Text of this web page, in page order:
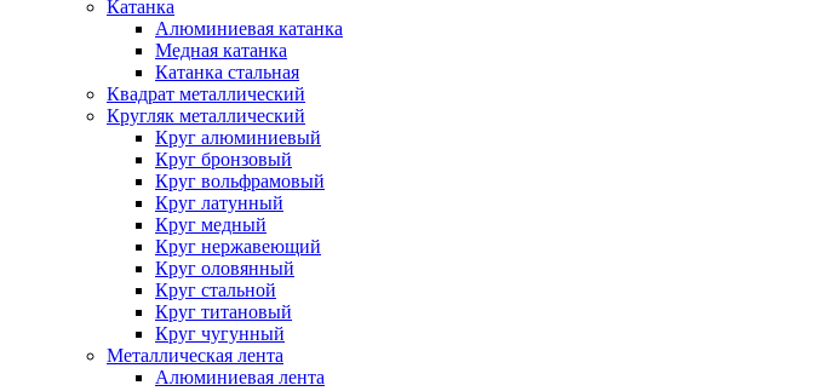
Катанка
Алюминиевая катанка
Медная катанка
Катанка стальная
Квадрат металлический
Кругляк металлический
Круг алюминиевый
Круг бронзовый
Круг вольфрамовый
Круг латунный
Круг медный
Круг нержавеющий
Круг оловянный
Круг стальной
Круг титановый
Круг чугунный
Металлическая лента
Алюминиевая лента